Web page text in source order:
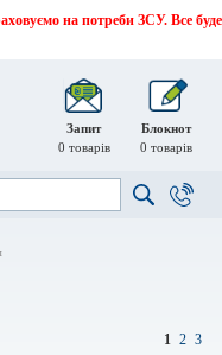
на потреби ЗСУ. Все буде
Запит
0 товарів
Блокнот
0 товарів
1 2 3